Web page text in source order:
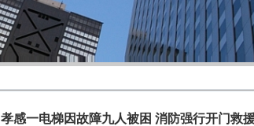
孝感一电梯因故障九人被困 消防强行开门救